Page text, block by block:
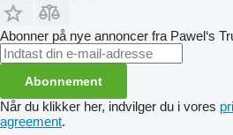
Abonner på nye annoncer fra Pawel‘s
Abonnement
Når du klikker her, indvilger du i vores
agreement.